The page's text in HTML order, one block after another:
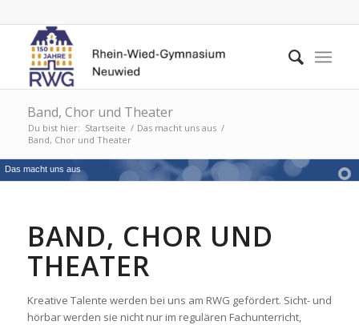
Band, Chor und Theater
Du bist hier: Startseite / Das macht uns aus /
Band, Chor und Theater
Das macht uns aus
BAND, CHOR UND
THEATER
Kreative Talente werden bei uns am RWG gefördert. Sicht- und
hörbar werden sie nicht nur im regulären Fachunterricht,